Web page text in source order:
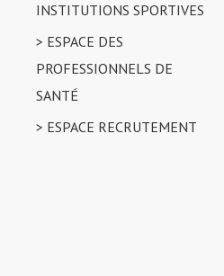
INSTITUTIONS SPORTIVES
> ESPACE DES
PROFESSIONNELS DE
SANTÉ
> ESPACE RECRUTEMENT